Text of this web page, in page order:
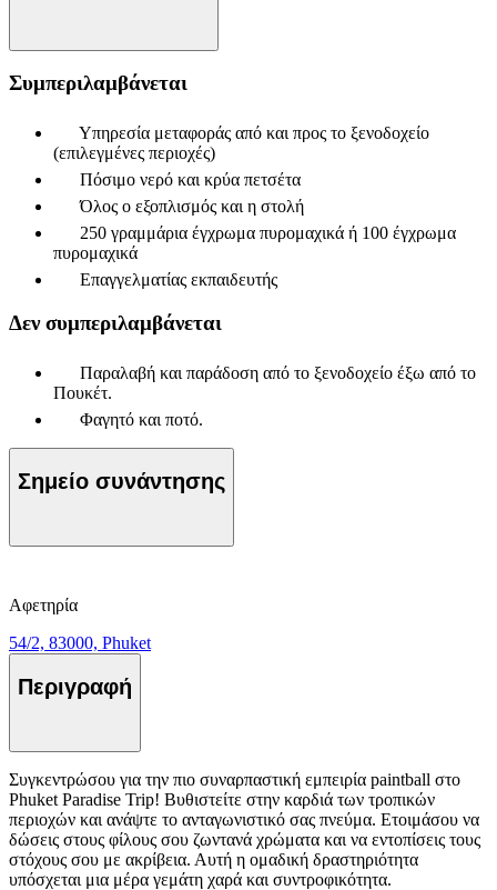
Συμπεριλαμβάνεται
Υπηρεσία μεταφοράς από και προς το ξενοδοχείο
(επιλεγμένες περιοχές)
Πόσιμο νερό και κρύα πετσέτα
Όλος ο εξοπλισμός και η στολή
250 γραμμάρια έγχρωμα πυρομαχικά ή 100 έγχρωμα
πυρομαχικά
Επαγγελματίας εκπαιδευτής
Δεν συμπεριλαμβάνεται
Παραλαβή και παράδοση από το ξενοδοχείο έξω από το
Πουκέτ.
Φαγητό και ποτό.
Σημείο συνάντησης
Αφετηρία
54/2, 83000, Phuket
Περιγραφή
Συγκεντρώσου για την πιο συναρπαστική εμπειρία paintball στο
Phuket Paradise Trip! Βυθιστείτε στην καρδιά των τροπικών
περιοχών και ανάψτε το ανταγωνιστικό σας πνεύμα. Ετοιμάσου να
δώσεις στους φίλους σου ζωντανά χρώματα και να εντοπίσεις τους
στόχους σου με ακρίβεια. Αυτή η ομαδική δραστηριότητα
υπόσχεται μια μέρα γεμάτη χαρά και συντροφικότητα.